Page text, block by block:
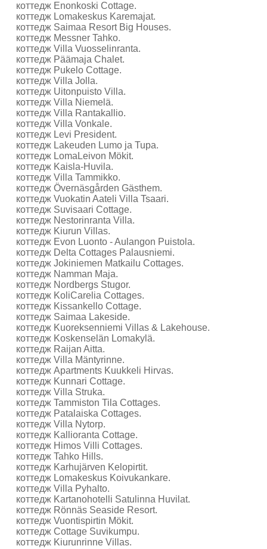
коттедж Enonkoski Cottage.
коттедж Lomakeskus Karemajat.
коттедж Saimaa Resort Big Houses.
коттедж Messner Tahko.
коттедж Villa Vuosselinranta.
коттедж Päämaja Chalet.
коттедж Pukelo Cottage.
коттедж Villa Jolla.
коттедж Uitonpuisto Villa.
коттедж Villa Niemelä.
коттедж Villa Rantakallio.
коттедж Villa Vonkale.
коттедж Levi President.
коттедж Lakeuden Lumo ja Tupa.
коттедж LomaLeivon Mökit.
коттедж Kaisla-Huvila.
коттедж Villa Tammikko.
коттедж Övernäsgården Gästhem.
коттедж Vuokatin Aateli Villa Tsaari.
коттедж Suvisaari Cottage.
коттедж Nestorinranta Villa.
коттедж Kiurun Villas.
коттедж Evon Luonto - Aulangon Puistola.
коттедж Delta Cottages Palausniemi.
коттедж Jokiniemen Matkailu Cottages.
коттедж Namman Maja.
коттедж Nordbergs Stugor.
коттедж KoliCarelia Cottages.
коттедж Kissankello Cottage.
коттедж Saimaa Lakeside.
коттедж Kuoreksenniemi Villas & Lakehouse.
коттедж Koskenselän Lomakylä.
коттедж Raijan Aitta.
коттедж Villa Mäntyrinne.
коттедж Apartments Kuukkeli Hirvas.
коттедж Kunnari Cottage.
коттедж Villa Struka.
коттедж Tammiston Tila Cottages.
коттедж Patalaiska Cottages.
коттедж Villa Nytorp.
коттедж Kallioranta Cottage.
коттедж Himos Villi Cottages.
коттедж Tahko Hills.
коттедж Karhujärven Kelopirtit.
коттедж Lomakeskus Koivukankare.
коттедж Villa Pyhalto.
коттедж Kartanohotelli Satulinna Huvilat.
коттедж Rönnäs Seaside Resort.
коттедж Vuontispirtin Mökit.
коттедж Cottage Suvikumpu.
коттедж Kiurunrinne Villas.